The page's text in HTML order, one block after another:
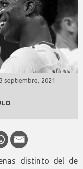
septiembre, 2021
distinto del de